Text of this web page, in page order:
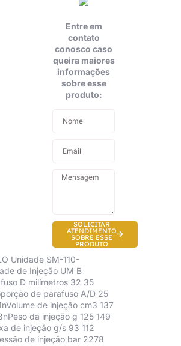
Entre em
contato
conosco caso
queira maiores
informações
sobre esse
produto:
SOLICITAR
ATENDIMENTO
SOBRE ESSE
PRODUTO
Unidade SM-110-
de Injeção UM B
D milímetros 32 35
de parafuso A/D 25
de injeção cm3 137
da injeção g 125 149
de injeção g/s 93 112
de injeção bar 2278